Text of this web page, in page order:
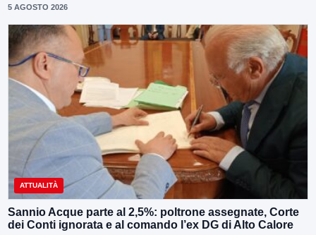
5 AGOSTO 2026
ATTUALITÀ
Sannio Acque parte al 2,5%: poltrone assegnate, Corte
dei Conti ignorata e al comando l’ex DG di Alto Calore